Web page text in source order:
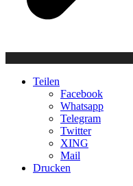
Teilen
Facebook
Whatsapp
Telegram
Twitter
XING
Mail
Drucken